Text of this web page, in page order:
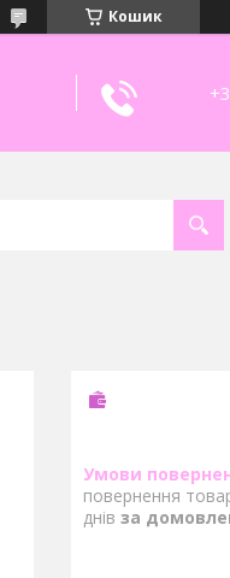
Кошик
повернення
днів за